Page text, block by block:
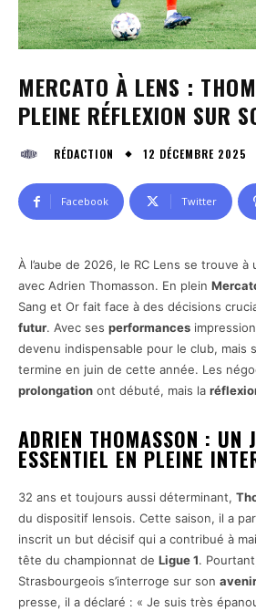
MERCATO À LENS :
PLEINE RÉFLEXION SUR
RÉDACTION 12 DÉCEMBRE 2025
Facebook Twitter
À l’aube de 2026, le RC Lens se trouve
avec Adrien Thomasson. En plein
Sang et Or fait face à des décisions
futur. Avec ses performances
devenu indispensable pour le club, mais
termine en juin de cette année. Les
prolongation ont débuté, mais la
ADRIEN THOMASSON : UN
ESSENTIEL EN PLEINE
32 ans et toujours aussi déterminant,
du dispositif lensois. Cette saison, il a
inscrit un but décisif qui a contribué à
tête du championnat de Ligue 1.
Strasbourgeois s’interroge sur son avenir
presse, il a déclaré : « Je suis très